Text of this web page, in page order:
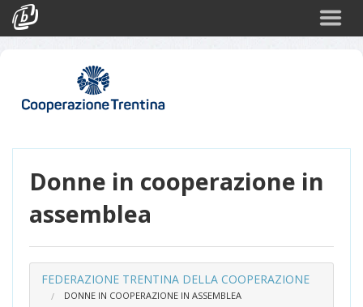
Login
Donne in cooperazione in
assemblea
FEDERAZIONE TRENTINA DELLA COOPERAZIONE
DONNE IN COOPERAZIONE IN ASSEMBLEA